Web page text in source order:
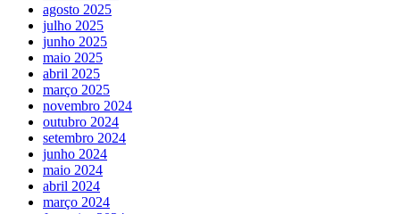
agosto 2025
julho 2025
junho 2025
maio 2025
abril 2025
março 2025
novembro 2024
outubro 2024
setembro 2024
junho 2024
maio 2024
abril 2024
março 2024